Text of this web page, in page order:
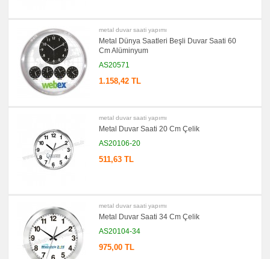
metal duvar saati yapımı
Metal Dünya Saatleri Beşli Duvar Saati 60
Cm Alüminyum
AS20571
1.158,42 TL
metal duvar saati yapımı
Metal Duvar Saati 20 Cm Çelik
AS20106-20
511,63 TL
metal duvar saati yapımı
Metal Duvar Saati 34 Cm Çelik
AS20104-34
975,00 TL
Bloknot
promosyon
Bardak
Altlığı
&
Para
Tabağı
Sekreter
Bloknot
promosyon
Masa
Seti
promosyon
Yapışkan
Notluk
Seti
&
Not
Tutucu